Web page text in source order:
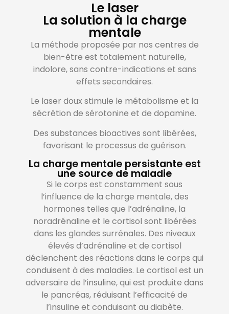
Le laser
La solution à la charge
mentale
La méthode proposée par nos centres de
bien-être est totalement naturelle,
indolore, sans contre-indications et sans
effets secondaires.
Le laser doux stimule le métabolisme et la
sécrétion de sérotonine et de dopamine.
Des substances bioactives sont libérées,
favorisant le processus de guérison.
La charge mentale persistante est
une source de maladie
Si le corps est constamment sous
l’influence de la charge mentale, des
hormones telles que l’adrénaline, la
noradrénaline et le cortisol sont libérées
dans les glandes surrénales. Des niveaux
élevés d’adrénaline et de cortisol
déclenchent des réactions dans le corps qui
conduisent à des maladies. Le cortisol est un
adversaire de l’insuline, qui est produite dans
le pancréas, réduisant l’efficacité de
l’insuline et conduisant au diabète.